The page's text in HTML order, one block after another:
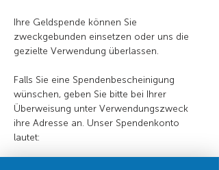
Ihre Geldspende können Sie
zweckgebunden einsetzen oder uns die
gezielte Verwendung überlassen.
Falls Sie eine Spendenbescheinigung
wünschen, geben Sie bitte bei Ihrer
Überweisung unter Verwendungszweck
ihre Adresse an. Unser Spendenkonto
lautet: